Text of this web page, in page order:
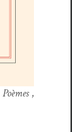
Poèmes,